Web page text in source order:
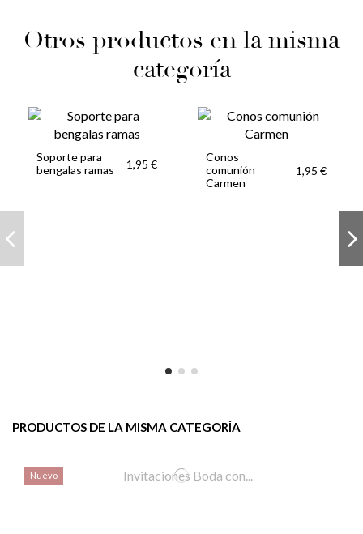
Otros productos en la misma
categoría
Soporte para
bengalas ramas
1,95 €
Conos
comunión
Carmen
1,95 €
PRODUCTOS DE LA MISMA CATEGORÍA
Nuevo